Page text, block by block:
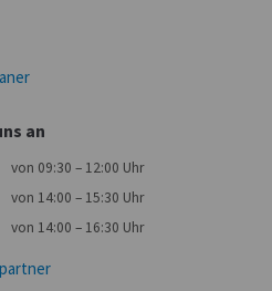
an
von 09:30 – 12:00 Uhr
von 14:00 – 15:30 Uhr
von 14:00 – 16:30 Uhr